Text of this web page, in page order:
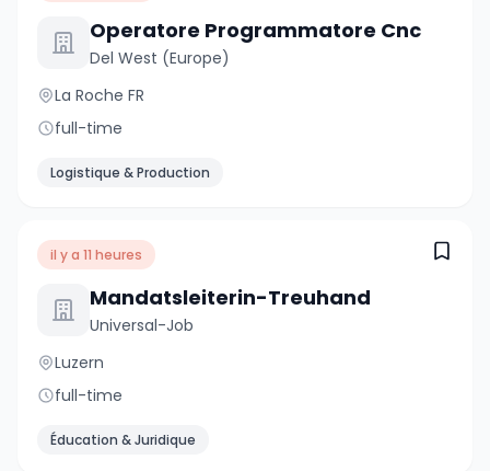
Operatore Programmatore Cnc
Del West (Europe)
La Roche FR
full-time
Logistique & Production
il y a 11 heures
Mandatsleiterin-Treuhand
Universal-Job
Luzern
full-time
Éducation & Juridique